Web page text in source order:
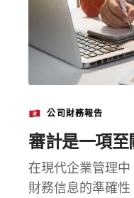
公司財務報告
審計是一項
在現代企業管理
財務信息的準確